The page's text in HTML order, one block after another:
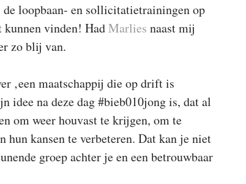
loopbaan- en sollicitatietrainingen op
kunnen vinden! HadMarlies naast mij
zo blij van.
‚een maatschappij die op drift is
idee na deze dag #bieb010jong is, dat al
om weer houvast te krijgen, om te
hun kansen te verbeteren. Dat kan je niet
groep achter je en een betrouwbaar